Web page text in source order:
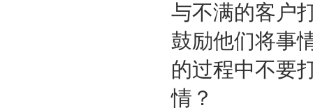
与不满的客户
鼓励他们将事
的过程中不要
情？